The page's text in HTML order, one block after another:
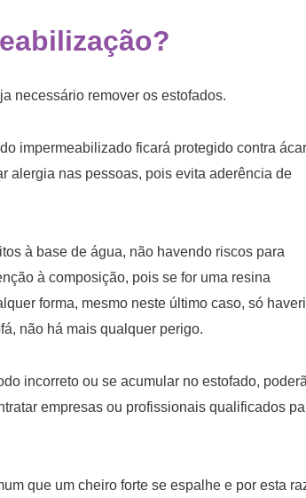
necessário remover os estofados.
impermeabilizado ficará protegido contra
alergia nas pessoas, pois evita aderência de
à base de água, não havendo riscos para
à composição, pois se for uma resina
forma, mesmo neste último caso, só
não há mais qualquer perigo.
incorreto ou se acumular no estofado,
empresas ou profissionais qualificados
que um cheiro forte se espalhe e por esta